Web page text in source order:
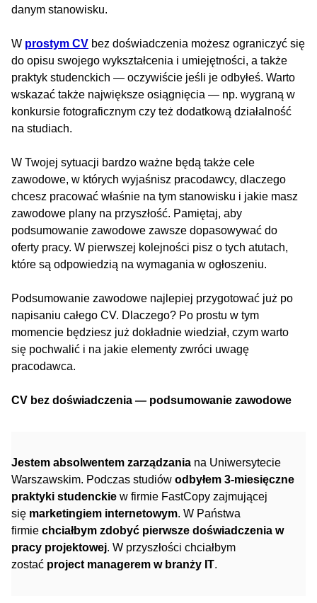
danym stanowisku.
W prostym CV bez doświadczenia możesz ograniczyć się
do opisu swojego wykształcenia i umiejętności, a także
praktyk studenckich — oczywiście jeśli je odbyłeś. Warto
wskazać także największe osiągnięcia — np. wygraną w
konkursie fotograficznym czy też dodatkową działalność
na studiach.
W Twojej sytuacji bardzo ważne będą także cele
zawodowe, w których wyjaśnisz pracodawcy, dlaczego
chcesz pracować właśnie na tym stanowisku i jakie masz
zawodowe plany na przyszłość. Pamiętaj, aby
podsumowanie zawodowe zawsze dopasowywać do
oferty pracy. W pierwszej kolejności pisz o tych atutach,
które są odpowiedzią na wymagania w ogłoszeniu.
Podsumowanie zawodowe najlepiej przygotować już po
napisaniu całego CV. Dlaczego? Po prostu w tym
momencie będziesz już dokładnie wiedział, czym warto
się pochwalić i na jakie elementy zwróci uwagę
pracodawca.
CV bez doświadczenia — podsumowanie zawodowe
Jestem absolwentem zarządzania na Uniwersytecie
Warszawskim. Podczas studiów odbyłem 3-miesięczne
praktyki studenckie w firmie FastCopy zajmującej
się marketingiem internetowym. W Państwa
firmie chciałbym zdobyć pierwsze doświadczenia w
pracy projektowej. W przyszłości chciałbym
zostać project managerem w branży IT.